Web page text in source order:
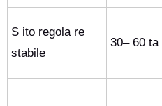
S ito regola re
stabile
30– 60 ta